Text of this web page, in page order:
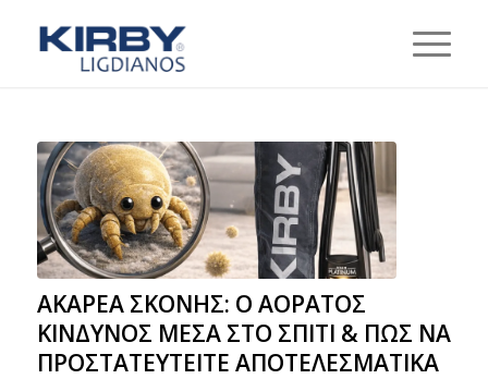
ΑΚΆΡΕΑ ΣΚΌΝΗΣ: Ο ΑΌΡΑΤΟΣ
ΚΊΝΔΥΝΟΣ ΜΈΣΑ ΣΤΟ ΣΠΊΤΙ & ΠΏΣ ΝΑ
ΠΡΟΣΤΑΤΕΥΤΕΊΤΕ ΑΠΟΤΕΛΕΣΜΑΤΙΚΆ